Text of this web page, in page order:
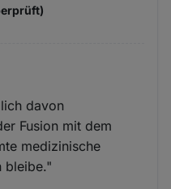
davon
Fusion mit dem
medizinische
bleibe."